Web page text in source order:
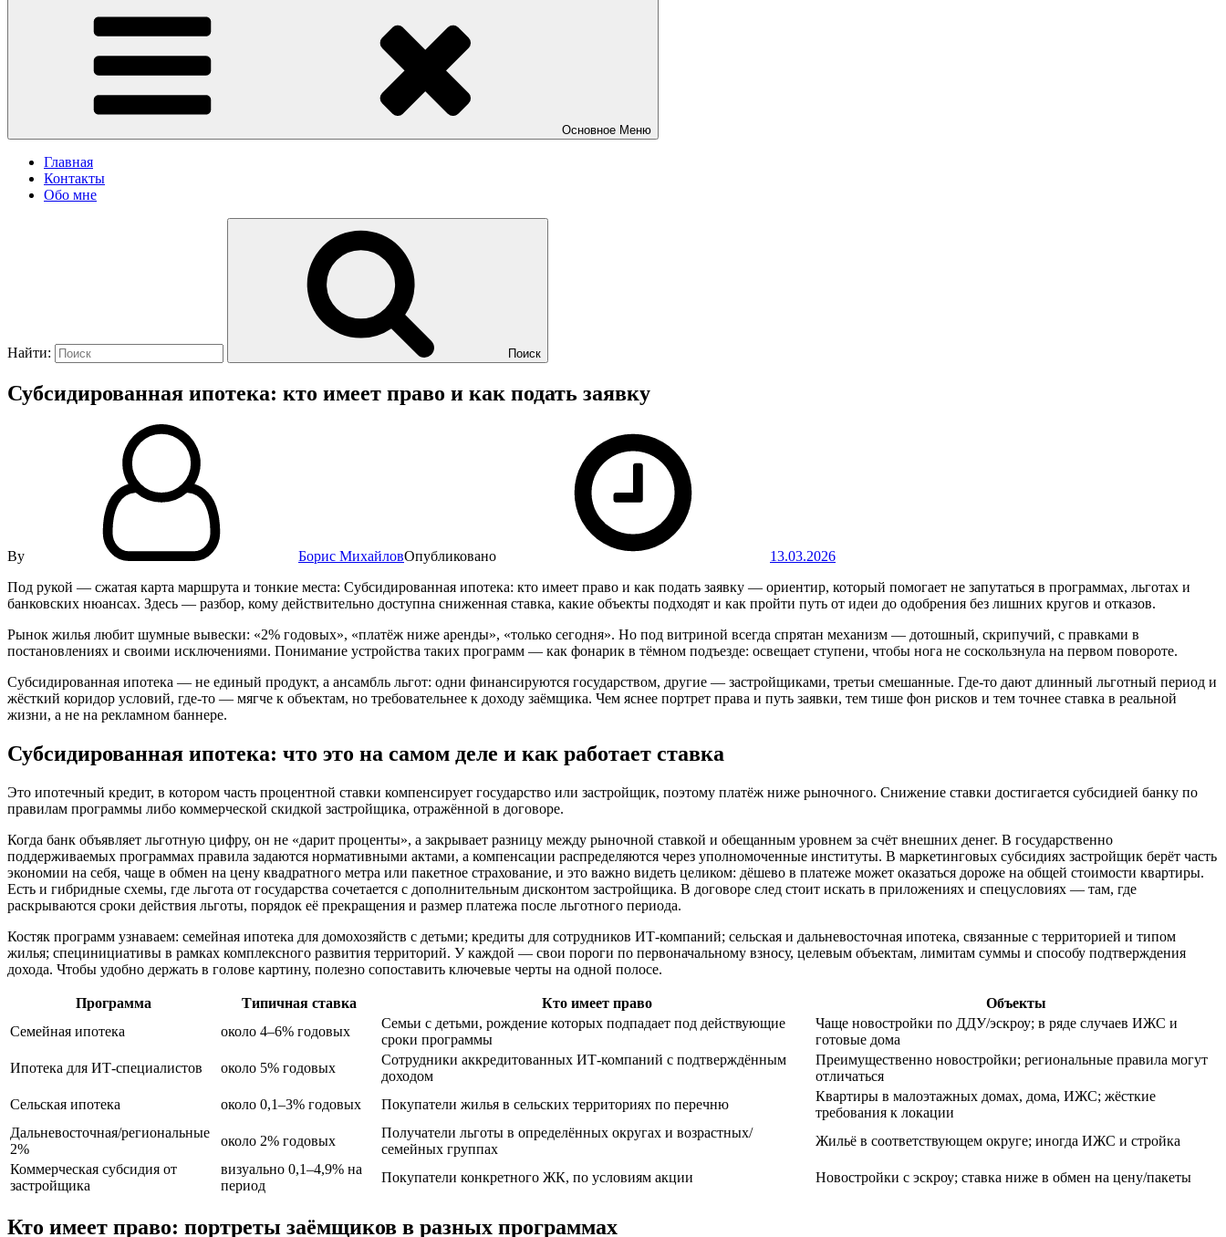
Основное Меню
Главная
Контакты
Обо мне
Найти: Поиск
Субсидированная ипотека: кто имеет право и как подать заявку
By Борис МихайловОпубликовано
13.03.2026
Под рукой — сжатая карта маршрута и тонкие места: Субсидированная ипотека: кто имеет право и как подать заявку — ориентир, который помогает не запутаться в программах, льготах и
банковских нюансах. Здесь — разбор, кому действительно доступна сниженная ставка, какие объекты подходят и как пройти путь от идеи до одобрения без лишних кругов и отказов.
Рынок жилья любит шумные вывески: «2% годовых», «платёж ниже аренды», «только сегодня». Но под витриной всегда спрятан механизм — дотошный, скрипучий, с правками в
постановлениях и своими исключениями. Понимание устройства таких программ — как фонарик в тёмном подъезде: освещает ступени, чтобы нога не соскользнула на первом повороте.
Субсидированная ипотека — не единый продукт, а ансамбль льгот: одни финансируются государством, другие — застройщиками, третьи смешанные. Где-то дают длинный льготный период и
жёсткий коридор условий, где-то — мягче к объектам, но требовательнее к доходу заёмщика. Чем яснее портрет права и путь заявки, тем тише фон рисков и тем точнее ставка в реальной
жизни, а не на рекламном баннере.
Субсидированная ипотека: что это на самом деле и как работает ставка
Это ипотечный кредит, в котором часть процентной ставки компенсирует государство или застройщик, поэтому платёж ниже рыночного. Снижение ставки достигается субсидией банку по
правилам программы либо коммерческой скидкой застройщика, отражённой в договоре.
Когда банк объявляет льготную цифру, он не «дарит проценты», а закрывает разницу между рыночной ставкой и обещанным уровнем за счёт внешних денег. В государственно
поддерживаемых программах правила задаются нормативными актами, а компенсации распределяются через уполномоченные институты. В маркетинговых субсидиях застройщик берёт часть
экономии на себя, чаще в обмен на цену квадратного метра или пакетное страхование, и это важно видеть целиком: дёшево в платеже может оказаться дороже на общей стоимости квартиры.
Есть и гибридные схемы, где льгота от государства сочетается с дополнительным дисконтом застройщика. В договоре след стоит искать в приложениях и спецусловиях — там, где
раскрываются сроки действия льготы, порядок её прекращения и размер платежа после льготного периода.
Костяк программ узнаваем: семейная ипотека для домохозяйств с детьми; кредиты для сотрудников ИТ-компаний; сельская и дальневосточная ипотека, связанные с территорией и типом
жилья; специнициативы в рамках комплексного развития территорий. У каждой — свои пороги по первоначальному взносу, целевым объектам, лимитам суммы и способу подтверждения
дохода. Чтобы удобно держать в голове картину, полезно сопоставить ключевые черты на одной полосе.
Программа Типичная ставка Кто имеет право
Объекты
Семейная ипотека
около 4–6% годовых
Семьи с детьми, рождение которых подпадает под действующие
сроки программы
Чаще новостройки по ДДУ/эскроу; в ряде случаев ИЖС и
готовые дома
Ипотека для ИТ-специалистов
около 5% годовых
Сотрудники аккредитованных ИТ-компаний с подтверждённым
доходом
Преимущественно новостройки; региональные правила могут
отличаться
Сельская ипотека
около 0,1–3% годовых Покупатели жилья в сельских территориях по перечню
Квартиры в малоэтажных домах, дома, ИЖС; жёсткие
требования к локации
Дальневосточная/региональные
2%
около 2% годовых
Получатели льготы в определённых округах и возрастных/
семейных группах
Жильё в соответствующем округе; иногда ИЖС и стройка
Коммерческая субсидия от
застройщика
визуально 0,1–4,9% на
период
Покупатели конкретного ЖК, по условиям акции Новостройки с эскроу; ставка ниже в обмен на цену/пакеты
Кто имеет право: портреты заёмщиков в разных программах